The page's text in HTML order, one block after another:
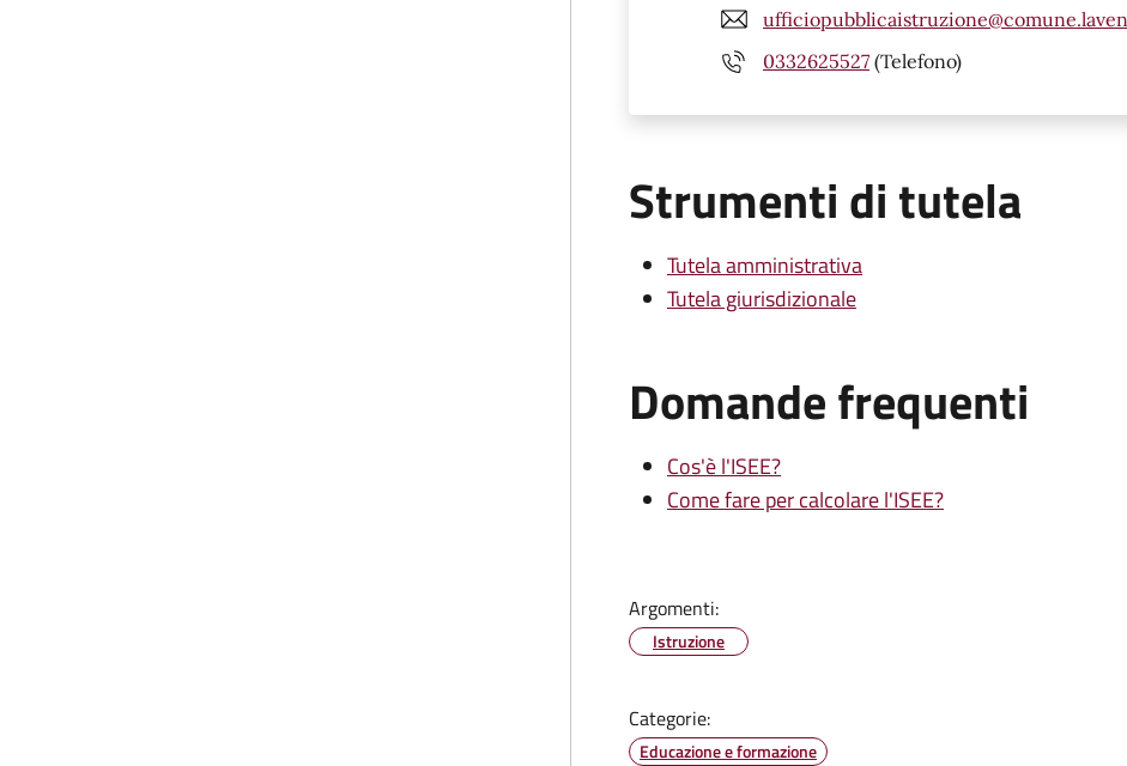
0332625527 (Telefono)
Strumenti di tutela
Tutela amministrativa
Tutela giurisdizionale
Domande frequenti
Cos'è l'ISEE?
Come fare per calcolare l'ISEE?
Argomenti:
Istruzione
Categorie:
Educazione e formazione